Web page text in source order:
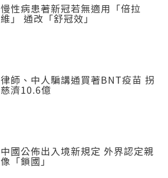
慢性病患著新冠若無適用「倍拉
維」 通改「舒冠效」
律師、中人騙講通買著BNT疫苗 拐
慈濟10.6億
中國公佈出入境新規定 外界認定親
像「鎖國」